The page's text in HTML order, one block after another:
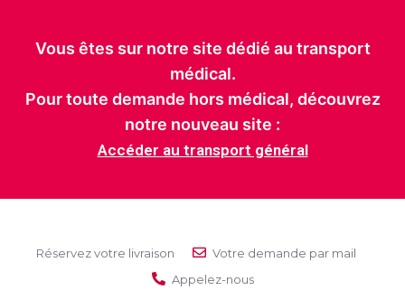
Vous êtes sur notre site dédié au transport
médical.
Pour toute demande hors médical, découvrez
notre nouveau site :
Accéder au transport général
Réservez votre livraison
Votre demande par mail
Appelez-nous